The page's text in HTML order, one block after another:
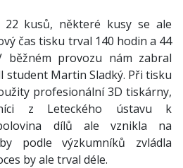
22 kusů, některé kusy se ale
čas tisku trval 140 hodin a 44
běžném provozu nám zabral
student Martin Sladký. Při tisku
profesionální 3D tiskárny,
z Leteckého ústavu k
dílů ale vznikla na
podle výzkumníků zvládla
by ale trval déle.